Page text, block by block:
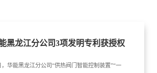
黑龙江分公司3项发明专利获授权
，华能黑龙江分公司“供热阀门智能控制装置”“一